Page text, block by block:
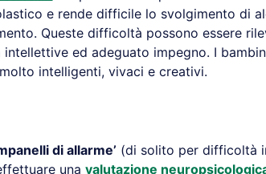
e rende difficile lo svolgimento di
Queste difficoltà possono essere
ed adeguato impegno. I
intelligenti, vivaci e creativi.
di allarme’ (di solito per difficoltà
una valutazione